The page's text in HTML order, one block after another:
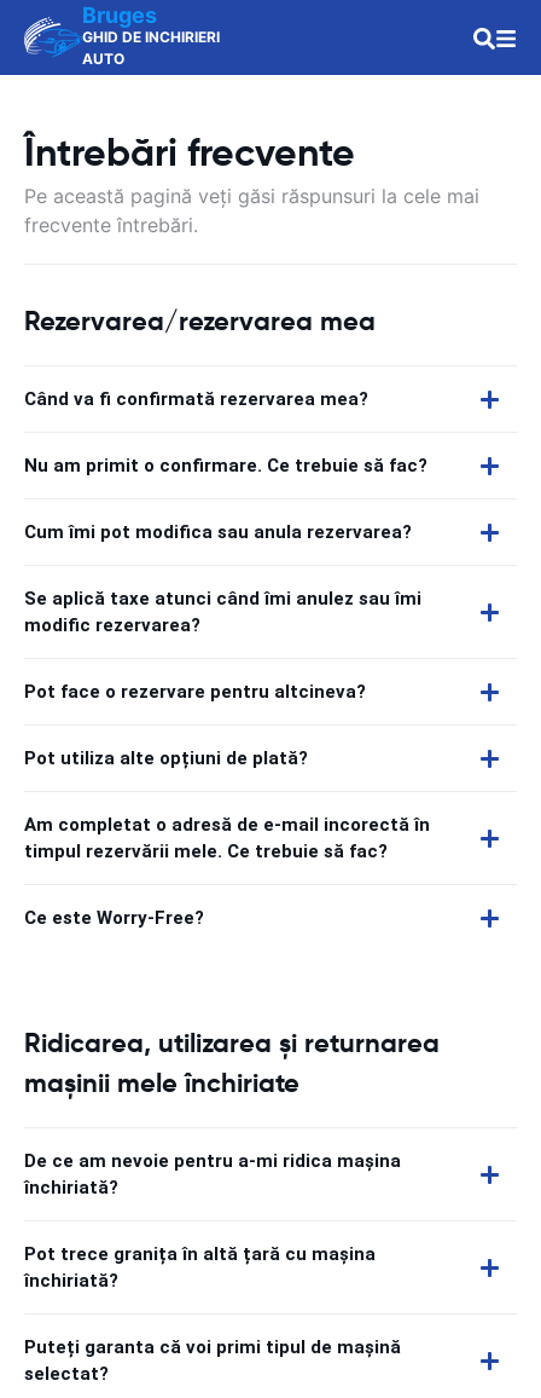
Bruges
GHID DE INCHIRIERI
AUTO
Întrebări frecvente
Pe această pagină veți găsi răspunsuri la cele mai
frecvente întrebări.
Rezervarea/rezervarea mea
Când va fi confirmată rezervarea mea?
Nu am primit o confirmare. Ce trebuie să fac?
Cum îmi pot modifica sau anula rezervarea?
Se aplică taxe atunci când îmi anulez sau îmi
modific rezervarea?
Pot face o rezervare pentru altcineva?
Pot utiliza alte opțiuni de plată?
Am completat o adresă de e-mail incorectă în
timpul rezervării mele. Ce trebuie să fac?
Ce este Worry-Free?
Ridicarea, utilizarea și returnarea
mașinii mele închiriate
De ce am nevoie pentru a-mi ridica mașina
închiriată?
Pot trece granița în altă țară cu mașina
închiriată?
Puteți garanta că voi primi tipul de mașină
selectat?